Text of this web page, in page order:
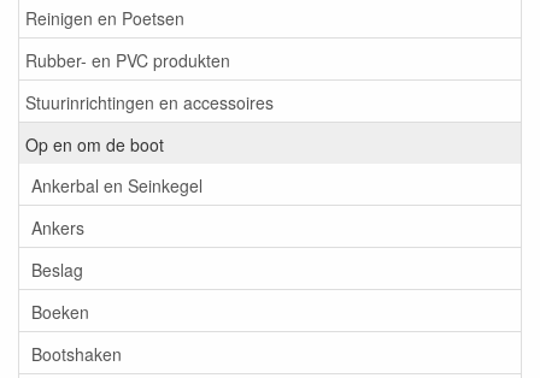
Reinigen en Poetsen
Rubber- en PVC produkten
Stuurinrichtingen en accessoires
Op en om de boot
Ankerbal en Seinkegel
Ankers
Beslag
Boeken
Bootshaken